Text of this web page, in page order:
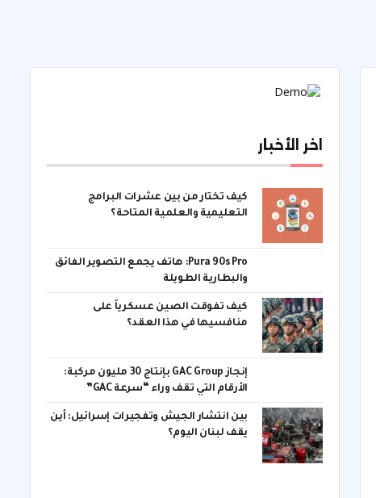
اخر الأخبار
كيف تختار من بين عشرات البرامج
التعليمية والعلمية المتاحة؟
Pura 90s Pro: هاتف يجمع التصوير الفائق
والبطارية الطويلة
كيف تفوقت الصين عسكرياً على
منافسيها في هذا العقد؟
إنجاز GAC Group بإنتاج 30 مليون مركبة:
الأرقام التي تقف وراء “سرعة GAC”
بين انتشار الجيش وتفجيرات إسرائيل: أين
يقف لبنان اليوم؟